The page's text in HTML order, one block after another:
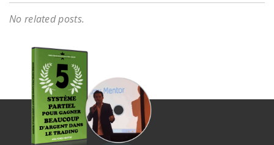
No related posts.